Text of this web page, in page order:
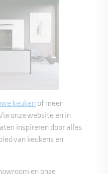
keuken of meer
onze website en in
inspireren door alles
van keukens en
en onze